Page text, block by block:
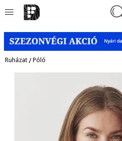
Ruházat/Póló